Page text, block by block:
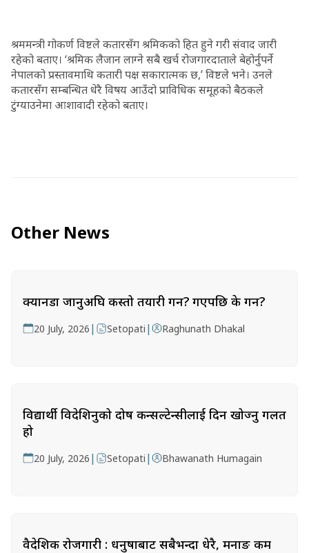
श्रममन्त्री गोकर्ण विष्टले कतारसँग श्रमिकको हित हुने गरी संवाद जारी
रहेको बताए। ‘श्रमिक लैजान लाग्ने सबै खर्च रोजगारदाताले बेहोर्नुपर्ने
नेपालको प्रस्तावमाथि कतारी पक्ष सकारात्मक छ,’ विष्टले भने। उनले
कतारसँग सम्बन्धित धेरै विषय आउँदो प्राविधिक समूहको बैठकले
टुंग्याउनेमा आशावादी रहेको बताए।
Other News
क्यानडा जानुअघि कस्तो तयारी गर्ने? गएपछि के गर्ने?
20 July, 2026 | Setopati | Raghunath Dhakal
विद्यार्थी विदेशिनुको दोष कन्सल्टेन्सीलाई दिन खोज्नु गलत
हो
20 July, 2026 | Setopati | Bhawanath Humagain
वैदेशिक रोजगारी : धनुषाबाट सबैभन्दा धेरै, मनाङ कम